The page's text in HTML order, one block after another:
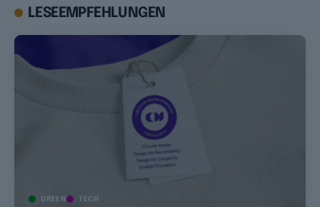
LESEEMPFEHLUNGEN
GREEN TECH